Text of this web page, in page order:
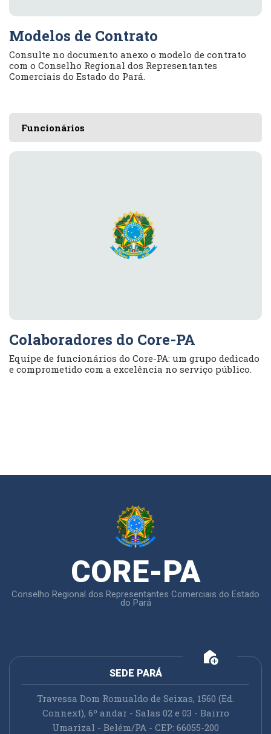
Modelos de Contrato
Consulte no documento anexo o modelo de contrato
com o Conselho Regional dos Representantes
Comerciais do Estado do Pará.
Funcionários
Colaboradores do Core-PA
Equipe de funcionários do Core-PA: um grupo dedicado
e comprometido com a excelência no serviço público.
CORE-PA
Conselho Regional dos Representantes Comerciais do Estado
do Pará
add_home
SEDE PARÁ
Travessa Dom Romualdo de Seixas, 1560 (Ed.
Connext), 6º andar - Salas 02 e 03 - Bairro
Umarizal - Belém/PA - CEP: 66055-200